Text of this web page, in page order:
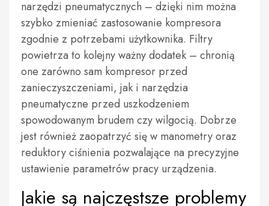
narzędzi pneumatycznych – dzięki nim można
szybko zmieniać zastosowanie kompresora
zgodnie z potrzebami użytkownika. Filtry
powietrza to kolejny ważny dodatek – chronią
one zarówno sam kompresor przed
zanieczyszczeniami, jak i narzędzia
pneumatyczne przed uszkodzeniem
spowodowanym brudem czy wilgocią. Dobrze
jest również zaopatrzyć się w manometry oraz
reduktory ciśnienia pozwalające na precyzyjne
ustawienie parametrów pracy urządzenia.
Jakie są najczęstsze problemy